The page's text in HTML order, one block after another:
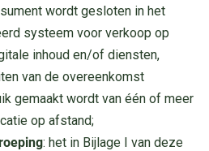
wordt gesloten in het
systeem voor verkoop op
inhoud en/of diensten,
van de overeenkomst
gemaakt wordt van één of meer
op afstand;
: het in Bijlage I van deze